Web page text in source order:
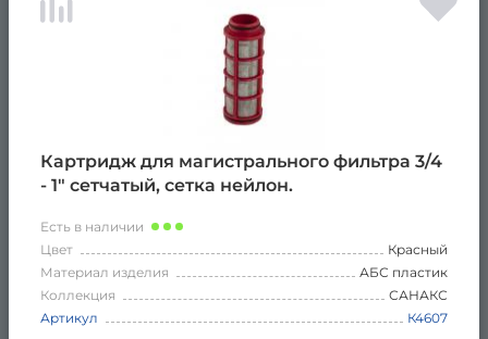
Картридж для магистрального фильтра 3/4
- 1" сетчатый, сетка нейлон.
Есть в наличии
Цвет
Красный
Материал изделия
АБС пластик
Коллекция
САНАКС
Артикул
К4607